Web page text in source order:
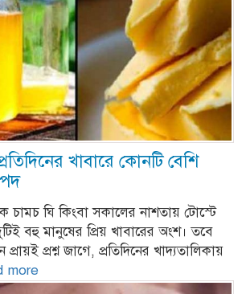
খাবারে কোনটি বেশি
চামচ ঘি কিংবা সকালের নাশতায় টোস্টে
বহু মানুষের প্রিয় খাবারের অংশ। তবে
প্রায়ই প্রশ্ন জাগে, প্রতিদিনের খাদ্যতালিকায়
more